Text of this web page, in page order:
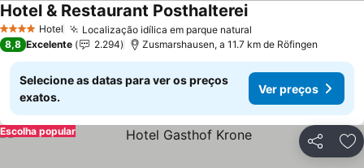
4 EstrelasHotel Localização idílica em parque natural
Hotel & Restaurant Posthalterei
8,8 Excelente 2.294 Zusmarshausen, a 11.7 km de Röfingen
Selecione as datas para ver os preços
exatos.
Ver preços
Partilhar
Escolha popular